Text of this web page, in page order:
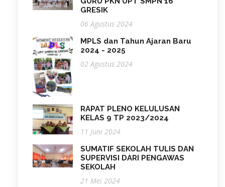
GRESIK
06 Agustus 2024
MPLS dan Tahun Ajaran Baru
2024 - 2025
02 Agustus 2024
RAPAT PLENO KELULUSAN
KELAS 9 TP 2023/2024
11 Juni 2024
SUMATIF SEKOLAH TULIS DAN
SUPERVISI DARI PENGAWAS
SEKOLAH
21 Mei 2024